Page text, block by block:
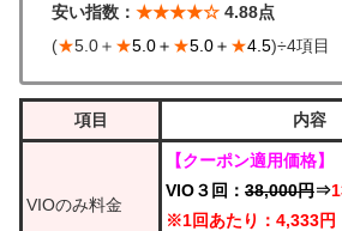
安い指数： ★★★★☆ 4.88点
(★5.0＋ ★5.0＋ ★5.0＋ ★4.5)÷4項目
項目 内容
VIOのみ料金
【クーポン適用価格】
VIO３回： 38,000円⇒
※1回あたり：4,333円